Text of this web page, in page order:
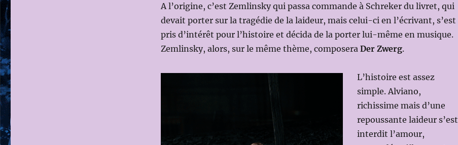
A l’origine, c’est Zemlinsky qui passa commande à Schreker du livret, qui
devait porter sur la tragédie de la laideur, mais celui-ci en l’écrivant, s’est
pris d’intérêt pour l’histoire et décida de la porter lui-même en musique.
Zemlinsky, alors, sur le même thème, composera Der Zwerg.
L’histoire est assez
simple. Alviano,
richissime mais d’une
repoussante laideur s’est
interdit l’amour,